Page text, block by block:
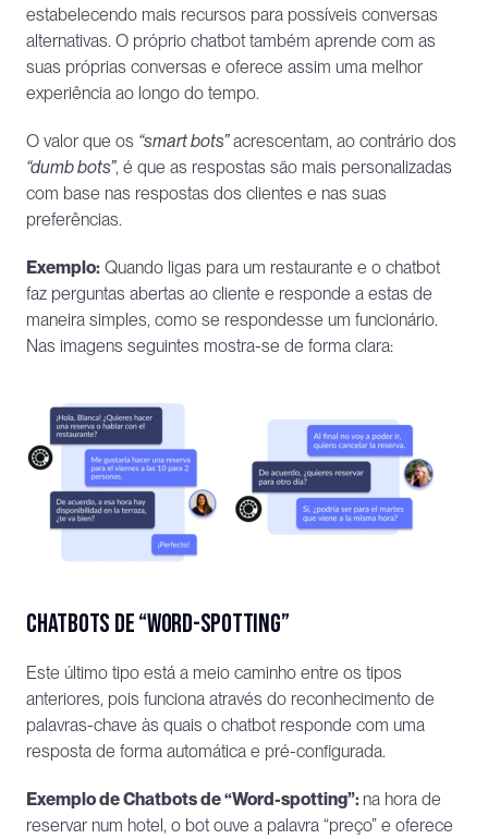
estabelecendo mais recursos para possíveis conversas
alternativas. O próprio chatbot também aprende com as
suas próprias conversas e oferece assim uma melhor
experiência ao longo do tempo.
O valor que os “smart bots”
“dumb bots”, é que as respostas são mais personalizadas
com base nas respostas dos clientes e nas suas
preferências.
Exemplo: Quando ligas para um restaurante e o chatbot
faz perguntas abertas ao cliente e responde a estas de
maneira simples, como se respondesse um funcionário.
Nas imagens seguintes mostra-se de forma clara:
Chatbots de “Word-spotting”
Este último tipo está a meio caminho entre os tipos
anteriores, pois funciona através do reconhecimento de
palavras-chave às quais o chatbot responde com uma
resposta de forma automática e pré-configurada.
Exemplo de Chatbots de “Word-spotting”: na hora de
reservar num hotel, o bot ouve a palavra “preço” e oferece